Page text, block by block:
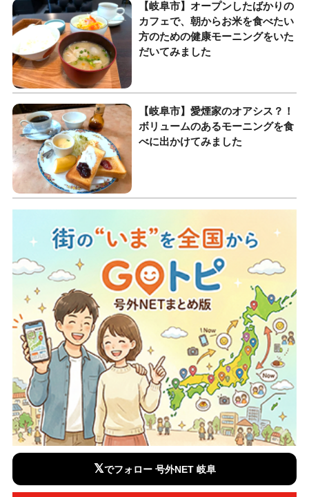
【岐阜市】オープンしたばかりの
カフェで、朝からお米を食べたい
方のための健康モーニングをいた
だいてみました
【岐阜市】愛煙家のオアシス？！
ボリュームのあるモーニングを食
べに出かけてみました
𝕏でフォロー 号外NET 岐阜